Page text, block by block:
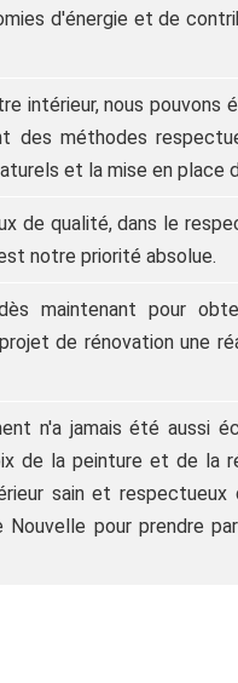
d'énergie et de
intérieur, nous pouvons
des méthodes
et la mise en place
de qualité, dans le
notre priorité absolue.
maintenant pour
de rénovation une
n'a jamais été aussi
de la peinture et de la
sain et respectueux
Nouvelle pour prendre